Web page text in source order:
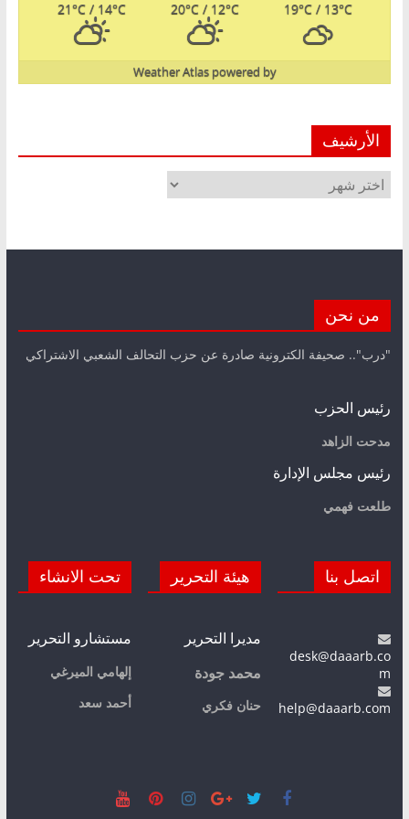
19°C/ 13°C
20°C / 12°C
21°C / 14°C
powered by
Weather Atlas
الأرشيف
الأرشيف
من نحن
"درب".. صحيفة الكترونية صادرة عن حزب التحالف الشعبي الاشتراكي
رئيس الحزب
مدحت الزاهد
رئيس مجلس الإدارة
طلعت فهمي
اتصل بنا
desk@daaarb.co
m
help@daaarb.com
هيئة التحرير
مديرا التحرير
محمد جودة
حنان فكري
تحت الانشاء
مستشارو التحرير
إلهامي الميرغي
أحمد سعد